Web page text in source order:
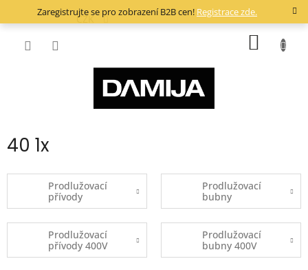
Zaregistrujte se pro zobrazení B2B cen! Registrace zde.
CZK
40 1x
Prodlužovací
přívody
Prodlužovací
bubny
Prodlužovací
přívody 400V
Prodlužovací
bubny 400V